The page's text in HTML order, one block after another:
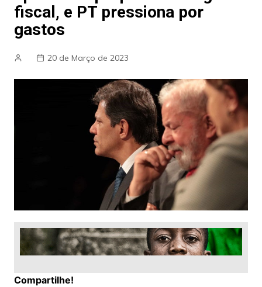
fiscal, e PT pressiona por
gastos
20 de Março de 2023
Compartilhe!